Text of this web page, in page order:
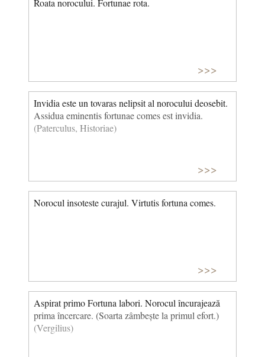
Roata norocului. Fortunae rota.
>>>
Invidia este un tovaras nelipsit al noro­cului deosebit.
Assidua eminentis fortunae comes est invidia.
(Paterculus, Historiae)
>>>
Norocul insoteste curajul. Virtutis fortuna comes.
>>>
Aspirat primo Fortuna labori. Norocul încurajează
prima încercare. (Soarta zâmbește la primul efort.)
(Vergilius)